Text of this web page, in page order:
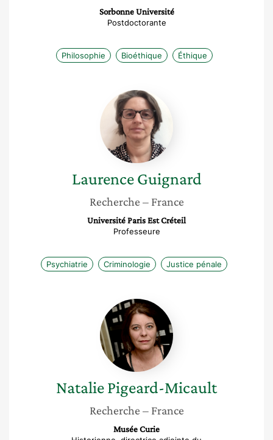
Sorbonne Université
Postdoctorante
Philosophie Bioéthique Éthique
Laurence
Guignard
Laurence Guignard
Recherche – France
Université Paris Est Créteil
Professeure
Psychiatrie Criminologie Justice pénale
Natalie
Pigeard-
Micault
NataliePigeard-Micault
Recherche – France
Musée Curie